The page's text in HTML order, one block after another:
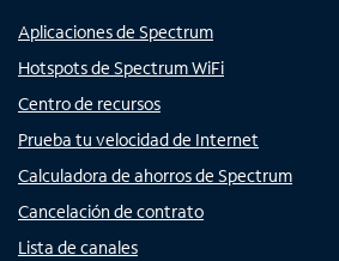
Aplicaciones de Spectrum
Hotspots de Spectrum WiFi
Centro de recursos
Prueba tu velocidad de Internet
Calculadora de ahorros de Spectrum
Cancelación de contrato
Lista de canales